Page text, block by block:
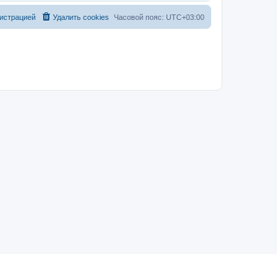
Часовой пояс: UTC+03:00
Удалить cookies